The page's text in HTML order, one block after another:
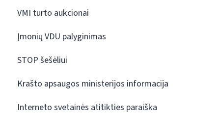
VMI turto aukcionai
Įmonių VDU palyginimas
STOP šešėliui
Krašto apsaugos ministerijos informacija
Interneto svetainės atitikties paraiška